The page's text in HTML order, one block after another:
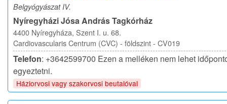
Belgyógyászat IV.
Nyíregyházi Jósa András Tagkórház
4400 Nyíregyháza, Szent I. u. 68.
Cardiovascularis Centrum (CVC) - földszint - CV019
Telefon: +3642599700 Ezen a melléken nem lehet
egyeztetni.
Háziorvosi vagy szakorvosi beutalóval